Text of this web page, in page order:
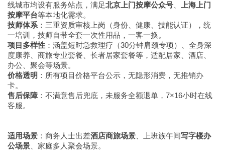
线城市均设有服务站点，满足北京上门按摩公众号
上海上门
按摩平台等本地化需求。
技师体系 ：三重资质审核上岗（身份、健康、技能认证），统
一培训，技师自带全套一次性用品，一客一换。
项目多样性 ：涵盖短时急救理疗（30分钟肩颈专项）、全身深
度康养、商旅专业套餐、长者居家套餐等，适配居家、酒店、
办公、聚会等场景。
价格透明 ：所有项目价格平台公示，无隐形消费，无推销办
卡。
售后保障 ：不满意售后兜底，未服务全额退单，7×16小时在线
客服。
适用场景 ：商务人士出差酒店商旅场景 、上班族午间写字楼办
公场景 、家庭多人聚会场景。